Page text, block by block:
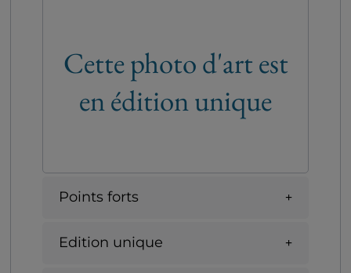
Cette photo d'art est
en édition unique
Points forts
Edition unique